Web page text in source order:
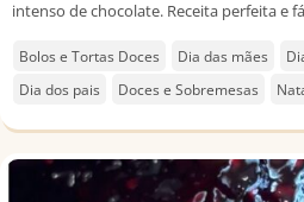
intenso de chocolate. Receita perfeita e
Bolos e Tortas Doces Dia das mães
Dia dos pais
Doces e Sobremesas